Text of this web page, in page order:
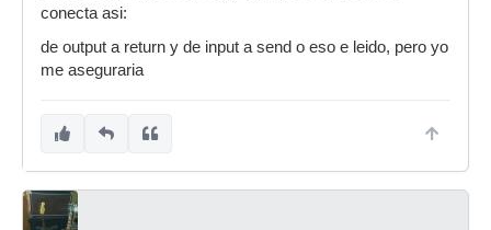
conecta asi:
de output a return y de input a send o eso e leido, pero yo
me aseguraria